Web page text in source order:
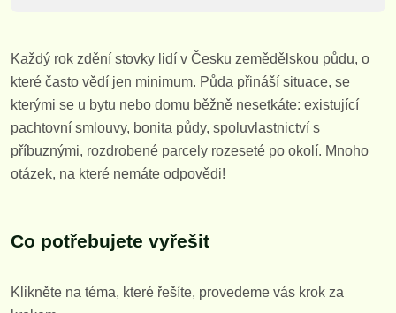
Každý rok zdění stovky lidí v Česku zemědělskou půdu, o
které často vědí jen minimum. Půda přináší situace, se
kterými se u bytu nebo domu běžně nesetkáte: existující
pachtovní smlouvy, bonita půdy, spoluvlastnictví s
příbuznými, rozdrobené parcely rozeseté po okolí. Mnoho
otázek, na které nemáte odpovědi!
Co potřebujete vyřešit
Klikněte na téma, které řešíte, provedeme vás krok za